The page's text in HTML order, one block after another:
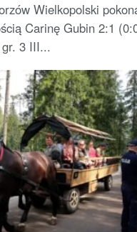
Wielkopolski
Carinę Gubin 2:1
3 III...